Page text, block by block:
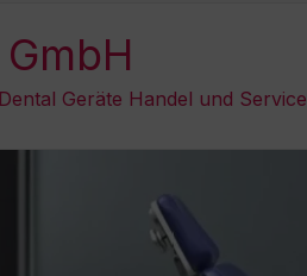
Geräte Handel und Service